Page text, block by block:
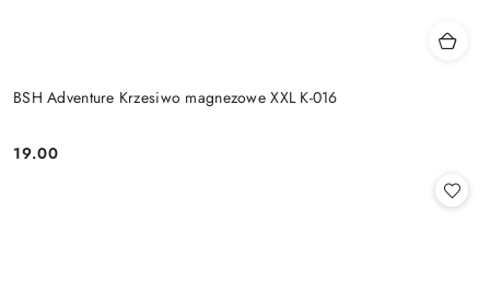
BSH Adventure Krzesiwo magnezowe XXL K-016
Cena:
19.00